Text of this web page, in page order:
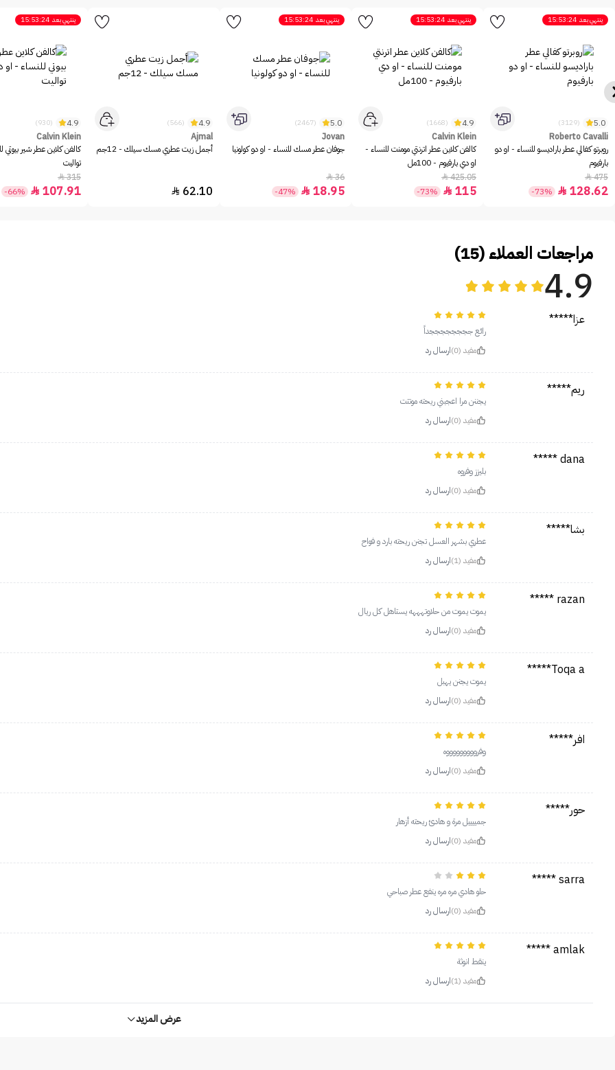
ينتهي بعد 15:53:24
5.0
(3129)
Roberto Cavalli
روبرتو كفالي عطر باراديسو للنساء - او دو
بارفيوم
475

128.62

-73%
ينتهي بعد 15:53:24
4.9
(1668)
Calvin Klein
كالفن كلاين عطر اترنتي مومنت للنساء -
او دي بارفيوم - 100مل
425.05

115

-73%
ينتهي بعد 15:53:24
5.0
(2467)
Jovan
جوفان عطر مسك للنساء - او دو كولونيا
36

18.95

-47%
4.9
(566)
Ajmal
أجمل زيت عطري مسك سيلك - 12جم
62.10

ينتهي بعد 15:53:24
4.9
(930)
Calvin Klein
كالفن كلاين عطر شير بيوتي
تواليت
315

107.91

-66%
مراجعات العملاء (15)
4.9
عزا*****
رائع ججججججججداً
مفيد (0)
ارسال رد
ريم*****
يجننن مرا اعجبني ريحته موتتت
مفيد (0)
ارسال رد
dana *****
بليزز وفروه
مفيد (0)
ارسال رد
بشا*****
عطري بشهر العسل تجنن ريحته بارد و فواح
مفيد (1)
ارسال رد
razan *****
يموت يموت من حلاوتهههه يستاهل كل ريال
مفيد (0)
ارسال رد
Toqa a*****
يموت يجنن يهبل
مفيد (0)
ارسال رد
افر*****
وفروووووووووه
مفيد (0)
ارسال رد
حور*****
جمييييل مرة و هادئ ريحته أزهار
مفيد (0)
ارسال رد
sarra *****
حلو هادي مره مره ينفع عطر صباحي
مفيد (0)
ارسال رد
amlak *****
ينقط انوثة
مفيد (1)
ارسال رد
عرض المزيد